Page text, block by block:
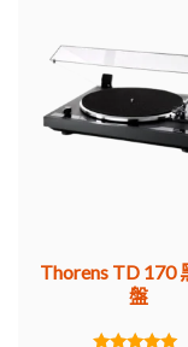
速度穩定性。最初
作為 Mk II 也配備
框架的變體允許安
年推出，取代了較
所有版本。比其前
直得以保留。
Thorens TD 170
盤